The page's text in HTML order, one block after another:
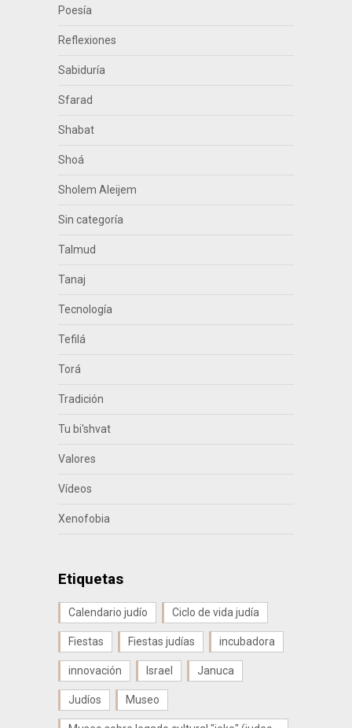
Poesía
Reflexiones
Sabiduría
Sfarad
Shabat
Shoá
Sholem Aleijem
Sin categoría
Talmud
Tanaj
Tecnología
Tefilá
Torá
Tradición
Tu bi'shvat
Valores
Vídeos
Xenofobia
Etiquetas
Calendario judío Ciclo de vida judía
Fiestas Fiestas judías incubadora
innovación Israel Januca
Judíos Museo